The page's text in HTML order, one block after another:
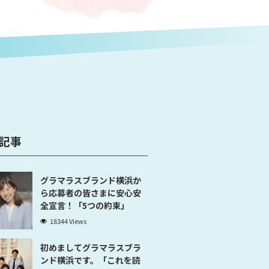
事
グラマラスブランド横浜か
ら応募者の皆さまに安心安
全宣言！「5つの約束」
18344 Views
初めましてグラマラスブラ
ンド横浜です。「これを読